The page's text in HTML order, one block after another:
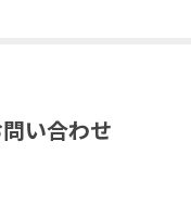
い合わせ